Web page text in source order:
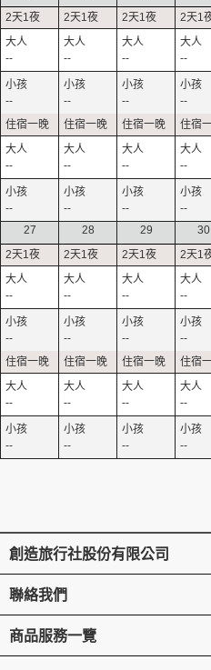
--
--
--
--
--
--
--
--
--
--
--
--
--
--
--
--
27
--
--
--
--
28
--
--
--
--
29
--
--
--
--
30
--
--
--
--
創造旅行社股份有限公司
聯絡我們
商品服務一覽